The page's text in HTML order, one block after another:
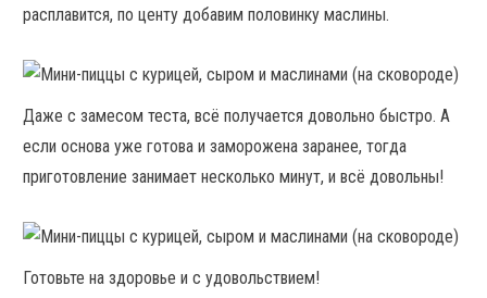
расплавится, по центу добавим половинку маслины.
Даже с замесом теста, всё получается довольно быстро. А
если основа уже готова и заморожена заранее, тогда
приготовление занимает несколько минут, и всё довольны!
Готовьте на здоровье и с удовольствием!